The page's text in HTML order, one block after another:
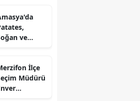
ve
İlçe
Müdürü